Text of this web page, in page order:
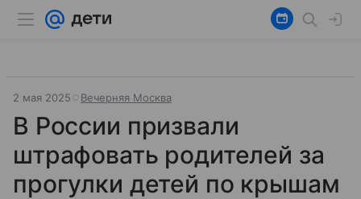
2 мая 2025 Вечерняя Москва
В России призвали
штрафовать родителей за
прогулки детей по крышам